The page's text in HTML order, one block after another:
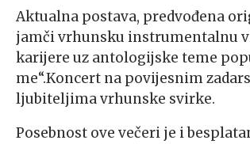
Aktualna postava, predvođena
jamči vrhunsku instrumentalnu
karijere uz antologijske teme
me“.Koncert na povijesnim
ljubiteljima vrhunske svirke.
Posebnost ove večeri je i